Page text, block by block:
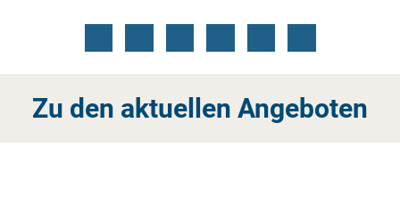
Zu den aktuellen Angeboten